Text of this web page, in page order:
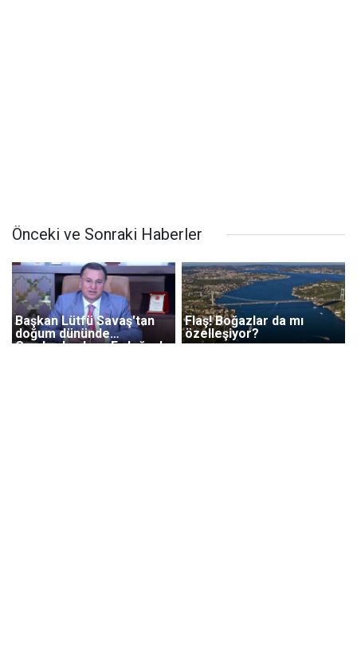
Önceki ve Sonraki Haberler
Başkan Lütfü Savaş'tan
doğum dününde
Cumhurbaşkanı Erdoğan'a
Flaş! Boğazlar da mı
özelleşiyor?